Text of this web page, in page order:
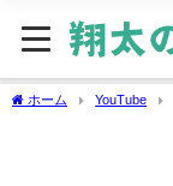
ホーム YouTube